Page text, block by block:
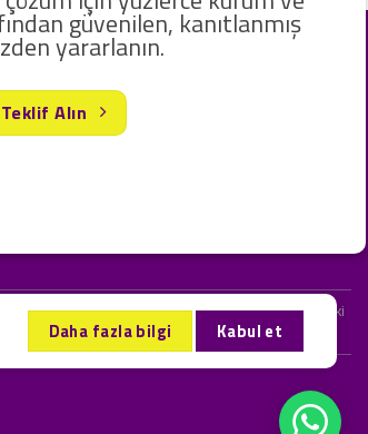
güvenilen, kanıtlanmış
yararlanın.
Alın
sitemizde ve sizinle kurduğumuz iletişimlerdeki
Daha fazla bilgi Kabul et